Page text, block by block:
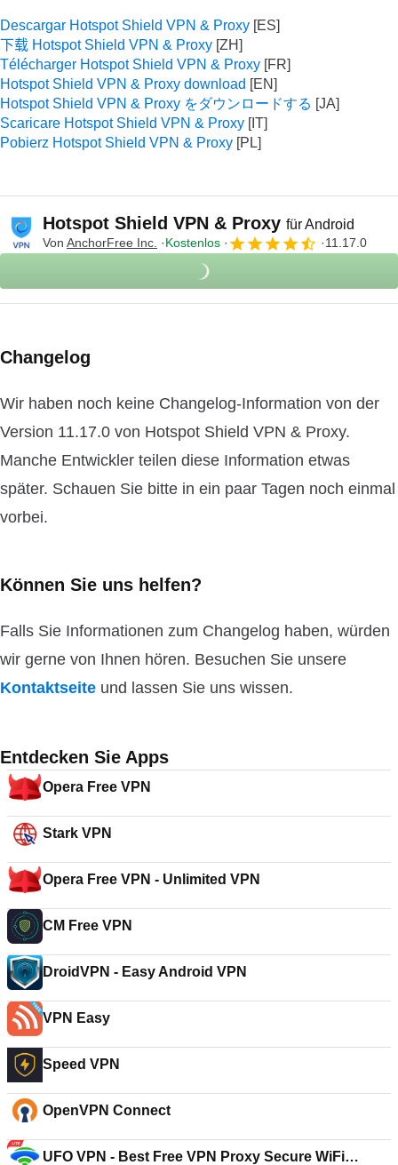
Descargar Hotspot Shield VPN & Proxy
下载 Hotspot Shield VPN & Proxy
Télécharger Hotspot Shield VPN & Proxy
Hotspot Shield VPN & Proxy download
Hotspot Shield VPN & Proxy をダウンロードする
Scaricare Hotspot Shield VPN & Proxy
Pobierz Hotspot Shield VPN & Proxy
Hotspot Shield VPN & Proxy für Android
Von AnchorFree Inc. Kostenlos 11.17.0
Changelog
Wir haben noch keine Changelog-Information von der
Version 11.17.0 von Hotspot Shield VPN & Proxy.
Manche Entwickler teilen diese Information etwas
später. Schauen Sie bitte in ein paar Tagen noch einmal
vorbei.
Können Sie uns helfen?
Falls Sie Informationen zum Changelog haben, würden
wir gerne von Ihnen hören. Besuchen Sie unsere
Kontaktseite und lassen Sie uns wissen.
Entdecken Sie Apps
Opera Free VPN
Stark VPN
Opera Free VPN - Unlimited VPN
CM Free VPN
DroidVPN - Easy Android VPN
VPN Easy
Speed VPN
OpenVPN Connect
UFO VPN - Best Free VPN Proxy Secure WiFi